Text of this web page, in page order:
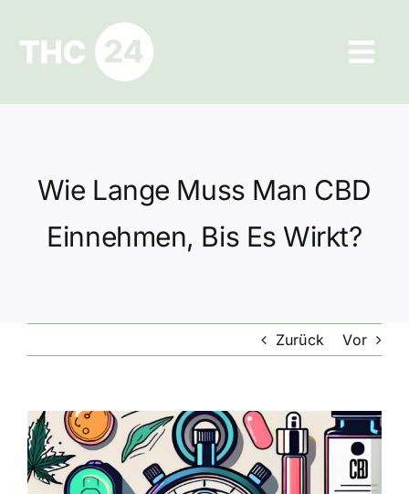
springen
Ratgeber
Datenschutz
Wie Lange Muss Man CBD
Einnehmen, Bis Es Wirkt?
Zurück Vor
Zeige
grösseres
Bild